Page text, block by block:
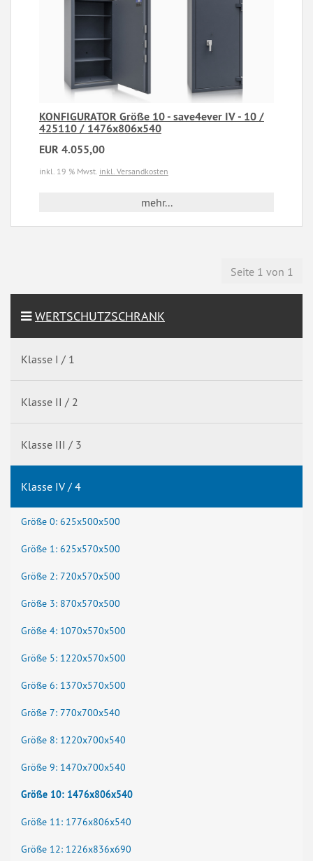
KONFIGURATOR Größe 10 - save4ever IV - 10 /
425110 / 1476x806x540
EUR 4.055,00
inkl. 19 % Mwst. inkl. Versandkosten
mehr...
Seite 1 von 1
WERTSCHUTZSCHRANK
Klasse I / 1
Klasse II / 2
Klasse III / 3
Klasse IV / 4
Größe 0: 625x500x500
Größe 1: 625x570x500
Größe 2: 720x570x500
Größe 3: 870x570x500
Größe 4: 1070x570x500
Größe 5: 1220x570x500
Größe 6: 1370x570x500
Größe 7: 770x700x540
Größe 8: 1220x700x540
Größe 9: 1470x700x540
Größe 10: 1476x806x540
Größe 11: 1776x806x540
Größe 12: 1226x836x690